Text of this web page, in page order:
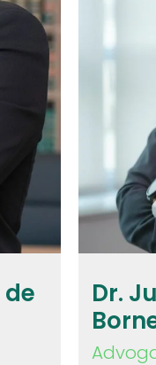
de
Dr.